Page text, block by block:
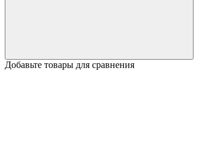
Добавьте товары для сравнения